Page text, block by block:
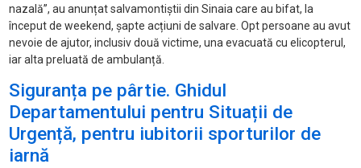
nazală”, au anunțat salvamontiștii din Sinaia care au bifat, la
început de weekend, șapte acțiuni de salvare. Opt persoane au avut
nevoie de ajutor, inclusiv două victime, una evacuată cu elicopterul,
iar alta preluată de ambulanță.
Siguranța pe pârtie. Ghidul
Departamentului pentru Situații de
Urgență, pentru iubitorii sporturilor de
iarnă